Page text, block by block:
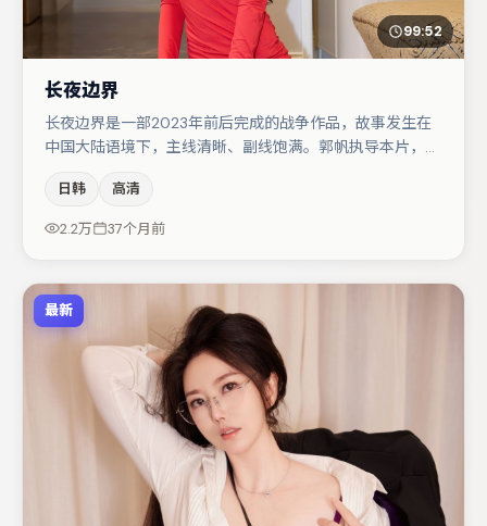
99:52
长夜边界
长夜边界是一部2023年前后完成的战争作品，故事发生在
中国大陆语境下，主线清晰、副线饱满。郭帆执导本片，在
当。胡歌与周迅的对手戏构成全片情感锚点，木村拓哉则以
细节塑造推动谜题层层揭开。整体完成度较高，适合周末一
日韩 高清
2.2万 37个月前
最新